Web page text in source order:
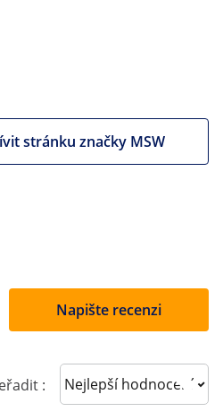
stránku značky MSW
Napište recenzi
: Sort reviews